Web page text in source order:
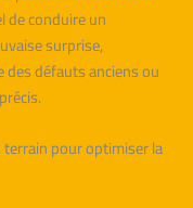
de conduire un
surprise,
défauts anciens ou
pour optimiser la